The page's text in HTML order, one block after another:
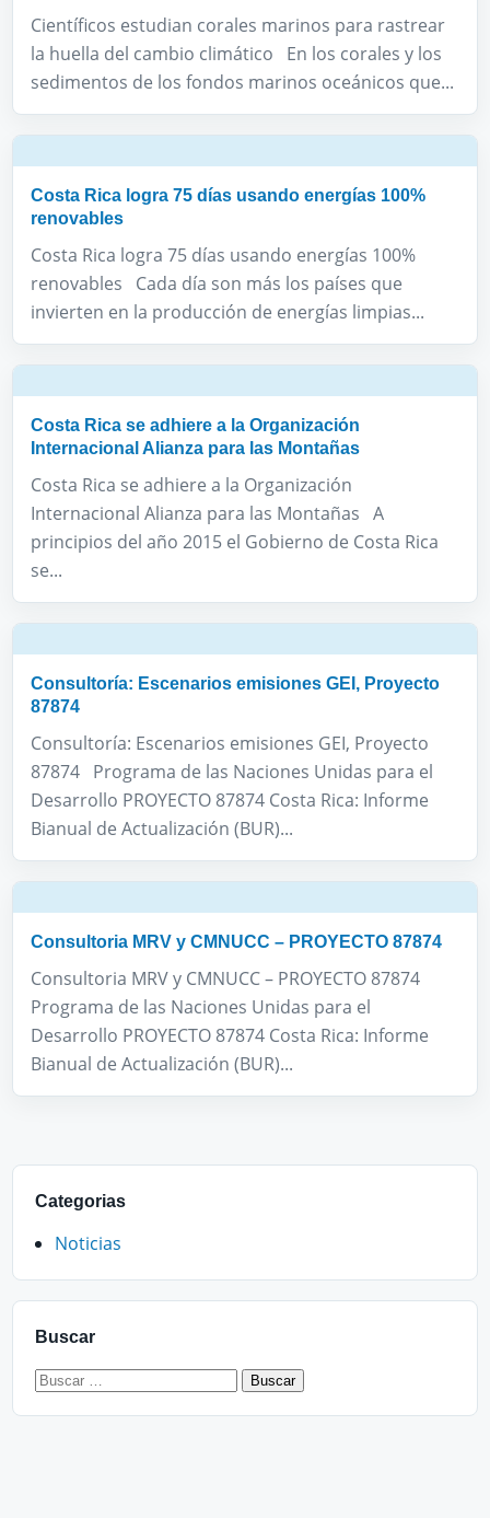
Científicos estudian corales marinos para rastrear
la huella del cambio climático En los corales y los
sedimentos de los fondos marinos oceánicos que...
Costa Rica logra 75 días usando energías 100%
renovables
Costa Rica logra 75 días usando energías 100%
renovables Cada día son más los países que
invierten en la producción de energías limpias...
Costa Rica se adhiere a la Organización
Internacional Alianza para las Montañas
Costa Rica se adhiere a la Organización
Internacional Alianza para las Montañas A
principios del año 2015 el Gobierno de Costa Rica
se...
Consultoría: Escenarios emisiones GEI, Proyecto
87874
Consultoría: Escenarios emisiones GEI, Proyecto
87874 Programa de las Naciones Unidas para el
Desarrollo PROYECTO 87874 Costa Rica: Informe
Bianual de Actualización (BUR)...
Consultoria MRV y CMNUCC – PROYECTO 87874
Consultoria MRV y CMNUCC – PROYECTO 87874
Programa de las Naciones Unidas para el
Desarrollo PROYECTO 87874 Costa Rica: Informe
Bianual de Actualización (BUR)...
Categorias
Noticias
Buscar
Buscar: